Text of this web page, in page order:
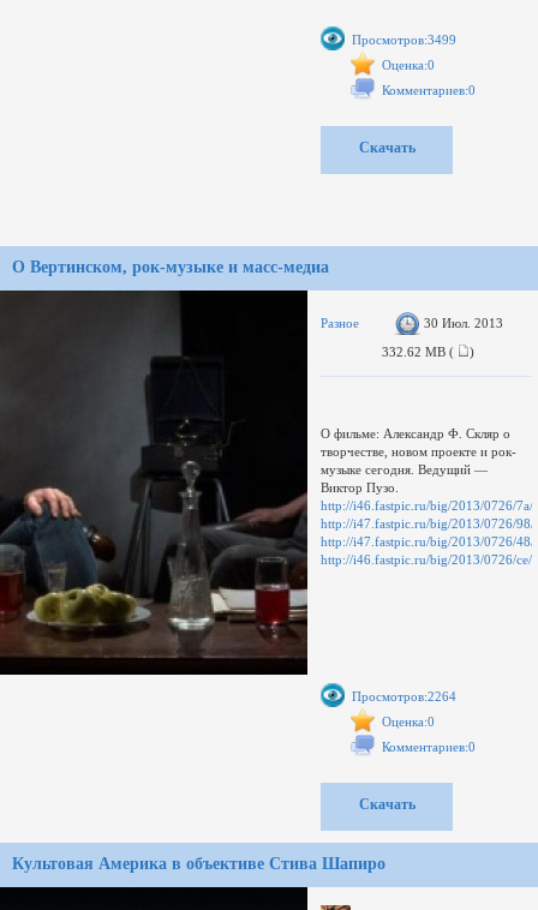
Просмотров:3499
Оценка:0
Комментариев:0
Скачать
О Вертинском, рок-музыке и масс-медиа
Разное
30 Июл. 2013
332.62 MB (
)
О фильме: Александр Ф. Скляр о
творчестве, новом проекте и рок-
музыке сегодня. Ведущий —
Виктор Пузо.
http://i46.fastpic.ru/big/2013/0726/
http://i47.fastpic.ru/big/2013/0726/
http://i47.fastpic.ru/big/2013/0726/
http://i46.fastpic.ru/big/2013/0726/ce/
Просмотров:2264
Оценка:0
Комментариев:0
Скачать
Культовая Америка в объективе Стива Шапиро